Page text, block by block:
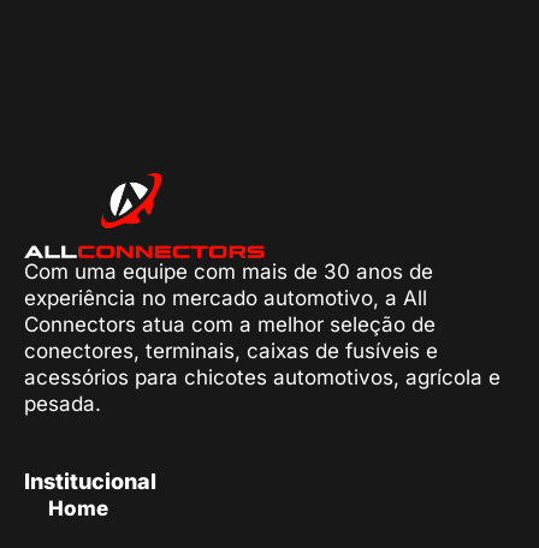
Com uma equipe com mais de 30 anos de
experiência no mercado automotivo, a All
Connectors atua com a melhor seleção de
conectores, terminais, caixas de fusíveis e
acessórios para chicotes automotivos, agrícola e
pesada.
Institucional
Home